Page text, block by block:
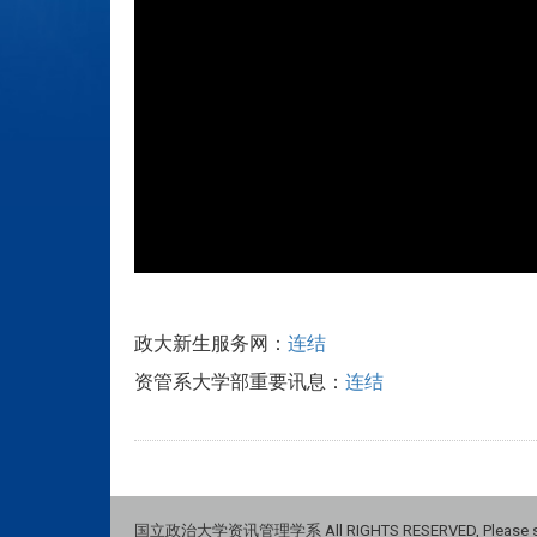
政大新生服务网： 连结
资管系大学部重要讯息： 连结
国立政治大学资讯管理学系 All RIGHTS RESERVED,